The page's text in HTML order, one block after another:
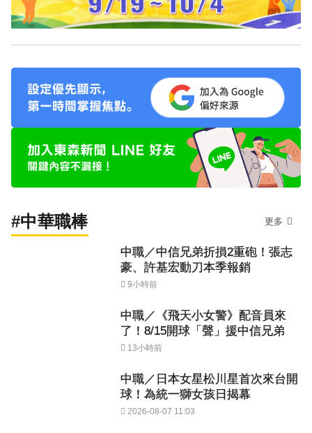
#中華職棒 更多
中職／中信兄弟折損2重砲！張志
豪、許基宏動刀本季報銷
9小時前
中職／《飛天小女警》配音員來
了！8/15開球「聲」援中信兄弟
13小時前
中職／日本女星松川星首次來台開
球！為統一獅女孩日揭幕
2026-08-07 11:03